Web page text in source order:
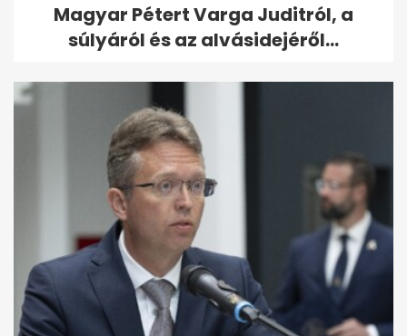
Magyar Pétert Varga Juditról, a
súlyáról és az alvásidejéről...